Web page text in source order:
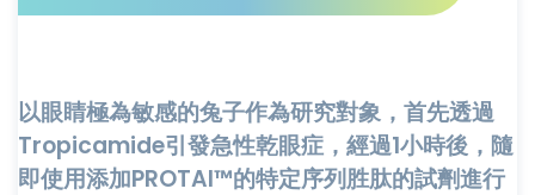
以眼睛極為敏感的兔子作為研究對象，首先透過
Tropicamide引發急性乾眼症，經過1小時後，隨
即使用添加PROTAI™的特定序列胜肽的試劑進行